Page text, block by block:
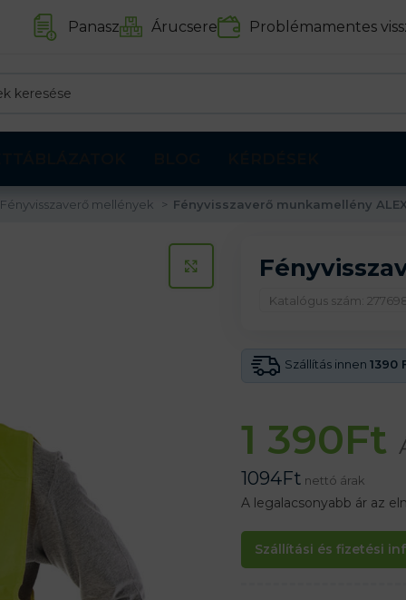
Panasz Árucsere Problémamentes
Fényvisszaverő mellények Fényvisszaverő munkamellény
KATTINTS A
Katalógus szám:
Szállítás innen 1390
1 390Ft
1094Ft nettó árak
A legalacsonyabb ár az
Szállítási és fizetési